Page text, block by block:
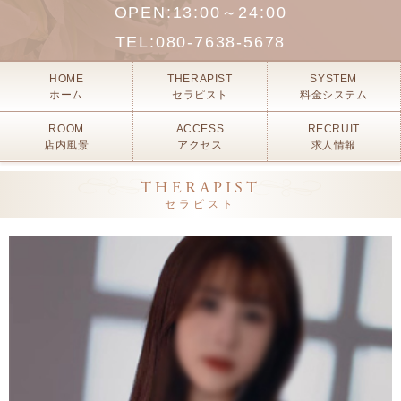
OPEN: 13:00～24:00
TEL:080-7638-5678
HOME
ホーム
THERAPIST
セラピスト
SYSTEM
料金システム
ROOM
店内風景
ACCESS
アクセス
RECRUIT
求人情報
THERAPIST
セラピスト